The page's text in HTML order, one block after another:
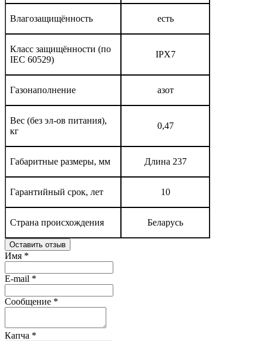
Влагозащищённость есть
Класс защищённости (по
IEC 60529)
IPX7
Газонаполнение азот
Вес (без эл-ов питания),
кг
0,47
Габаритные размеры, мм Длина 237
Гарантийный срок, лет 10
Страна происхождения Беларусь
Оставить отзыв
Имя *
E-mail *
Сообщение *
Капча *